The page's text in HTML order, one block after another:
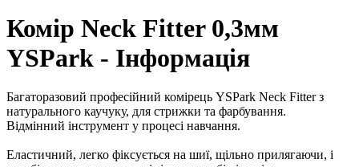
Комір Neck Fitter 0,3мм
YSPark - Інформація
Багаторазовий професійний комірець YSPark Neck Fitter з
натурального каучуку, для стрижки та фарбування.
Відмінний інструмент у процесі навчання.
Еластичний, легко фіксується на шиї, щільно прилягаючи, і